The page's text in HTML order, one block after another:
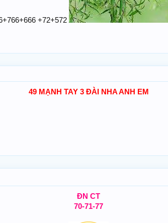
+72+572
49 MẠNH TAY 3 ĐÀI NHA ANH EM
ĐN CT
70-71-77